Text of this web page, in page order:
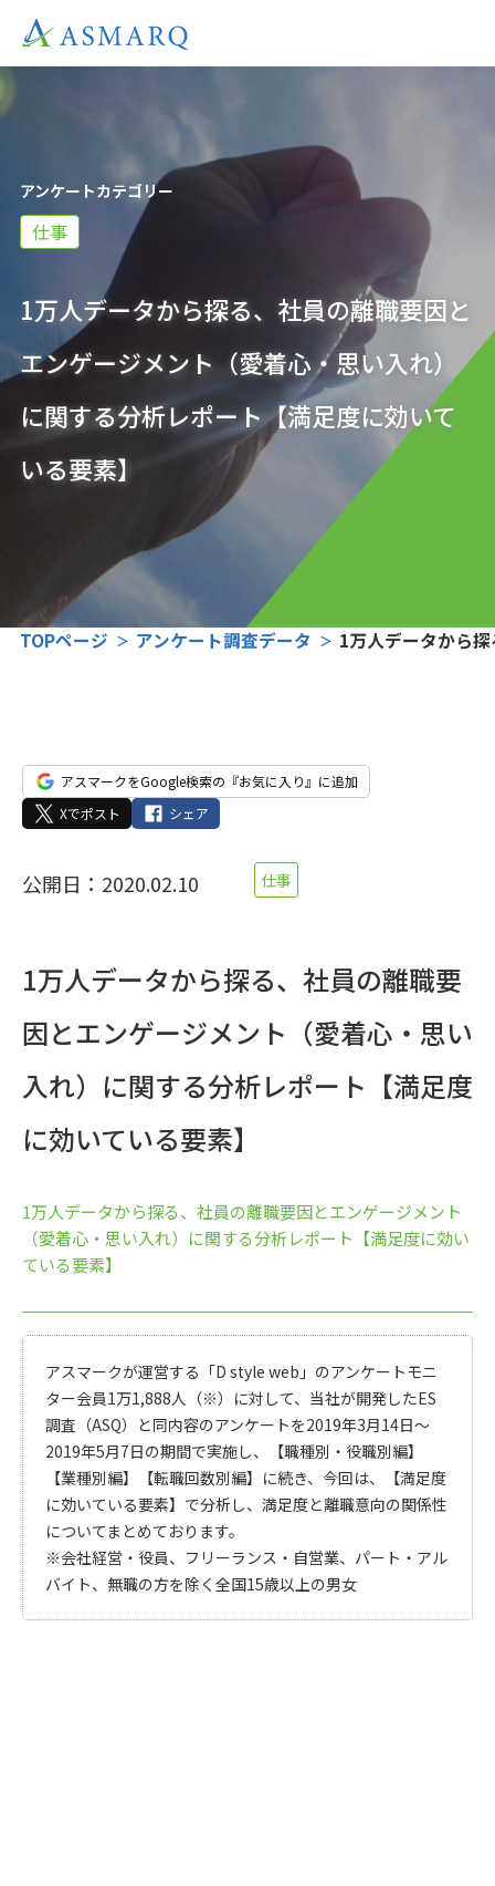
アンケートカテゴリー
仕事
1万人データから探る、社員の離職要因と
エンゲージメント（愛着心・思い入れ）
に関する分析レポート【満足度に効いて
いる要素】
TOPページ アンケート調査データ 1万人データから
アスマークをGoogle検索の『お気に入り』に追加
Xでポスト
シェア
公開日：2020.02.10 仕事
1万人データから探る、社員の離職要
因とエンゲージメント（愛着心・思い
入れ）に関する分析レポート【満足度
に効いている要素】
1万人データから探る、社員の離職要因とエンゲージメント
（愛着心・思い入れ）に関する分析レポート【満足度に効い
ている要素】
アスマークが運営する「D style web」のアンケートモニ
ター会員1万1,888人（※）に対して、当社が開発したES
調査（ASQ）と同内容のアンケートを2019年3月14日～
2019年5月7日の期間で実施し、【職種別・役職別編】
【業種別編】【転職回数別編】に続き、今回は、【満足度
に効いている要素】で分析し、満足度と離職意向の関係性
についてまとめております。
※会社経営・役員、フリーランス・自営業、パート・アル
バイト、無職の方を除く全国15歳以上の男女